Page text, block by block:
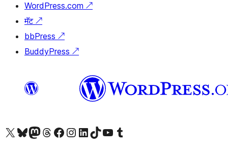
WordPress.com ↗
मॅट ↗
bbPress ↗
BuddyPress ↗
आमच्या X (एक्स) (पूर्वीचे ट्विटर) खात्याला भेट द्या आमच्या ब्लूस्की खात्याला भेट द्या.आमच्या Mastodon खात्याला भेट द्या.आमच्या थ्रेड्स खात्याला भेट द्या. आमच्या फेसबुक पेजला भेट द्या आमच्या इंस्टाग्राम खात्याला भेट द्या आमच्या लिंक्डइन खात्याला भेट द्या आमच्या टिकटॉक अकाउंटला भेट द्या.आमच्या यूट्यूब चॅनेलला भेट द्या आमच्या टंबलर खात्याला भेट द्या.